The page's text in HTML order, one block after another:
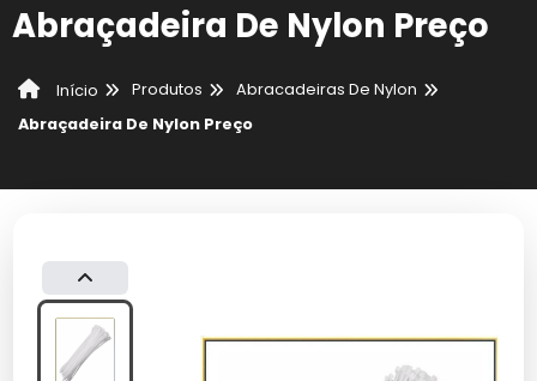
Abraçadeira De Nylon Preço
Início Produtos
Abracadeiras De Nylon
Abraçadeira De Nylon Preço